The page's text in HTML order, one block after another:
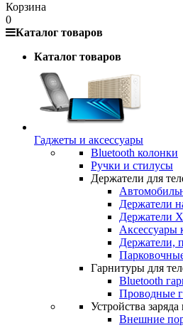
Корзина
0
Каталог товаров
Каталог товаров
Гаджеты и аксессуары
Bluetooth колонки
Ручки и стилусы
Держатели для
Держатели
Держатели
Аксессуары
Держатели,
Гарнитуры для
Bluetooth
Проводные
Устройства
Внешние